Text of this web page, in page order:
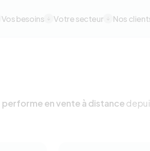
Vos besoins Votre secteur Nos
performe en vente à distance